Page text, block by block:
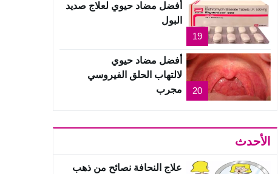
19
أفضل مضاد حيوي لعلاج صديد
البول
20
أفضل مضاد حيوي
لالتهاب الحلق الفيروسي
مجرب
الأحدث
علاج النحافة نصائح من ذهب